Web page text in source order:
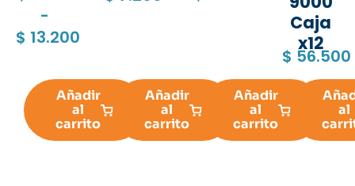
-
$ 13.200
Añadir
al
carrito
Añadir
al
carrito
Añadir
al
carrito
Caja
x12
$ 56.500
al